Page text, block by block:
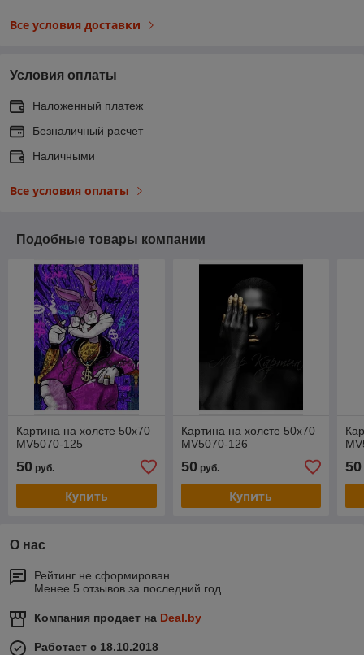
Все условия доставки
Условия оплаты
Наложенный платеж
Безналичный расчет
Наличными
Все условия оплаты
Подобные товары компании
Картина на холсте 50х70
MV5070-125
50 руб.
Купить
Картина на холсте 50х70
MV5070-126
50руб.
Купить
50
О нас
Рейтинг не сформирован
Менее 5 отзывов за последний год
Компания продает на Deal.by
Работает с 18.10.2018